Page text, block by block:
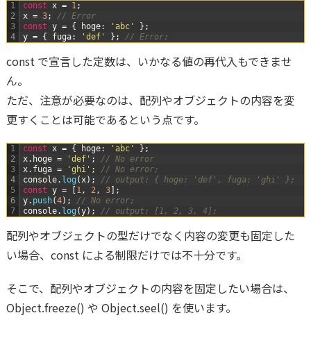
1
2
3
4
const x = 1;
x = 3;
// Error
const y = { hoge: 'abc' } ;
y = { fuga: 'def' } ; // Error;
const で宣言した定数は、いかなる値の再代入もできませ
ん。
ただ、注意が必要なのは、配列やオブジェクトの内容を変
更すくことは可能であるという点です。
1
2
3
4
5
6
7
const x = { hoge: 'abc' } ;
x. hoge = 'def' ;
// No error
x. fuga = 'ghi' ;
// No error;
console. log (x) ;
// output: { hoge: 'def', fuga: 'ghi' };
const y = 1, 2, 3]
;
y. push(4) ;
// No error;
console. log (y) ; // output: [1, 2, 3, 4];
配列やオブジェクトの型だけでなく内容の変更も固定した
い場合、const による制限だけでは不十分です。
そこで、配列やオブジェクトの内容を固定したい場合は、
Object.freeze() や Object.seel() を使います。